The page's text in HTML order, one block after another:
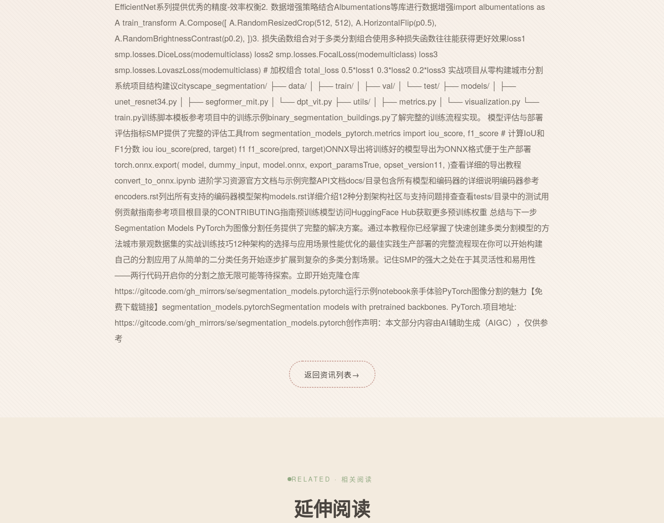
EfficientNet系列提供优秀的精度-效率权衡2. 数据增强策略结合Albumentations等库进行数据增强import albumentations as
A train_transform A.Compose([ A.RandomResizedCrop(512, 512), A.HorizontalFlip(p0.5),
A.RandomBrightnessContrast(p0.2), ])3. 损失函数组合对于多类分割组合使用多种损失函数往往能获得更好效果loss1
smp.losses.DiceLoss(modemulticlass) loss2 smp.losses.FocalLoss(modemulticlass) loss3
smp.losses.LovaszLoss(modemulticlass) # 加权组合 total_loss 0.5*loss1 0.3*loss2 0.2*loss3 实战项目从零构建城市分割
系统项目结构建议cityscape_segmentation/ ├── data/ │ ├── train/ │ ├── val/ │ └── test/ ├── models/ │ ├──
unet_resnet34.py │ ├── segformer_mit.py │ └── dpt_vit.py ├── utils/ │ ├── metrics.py │ └── visualization.py └──
train.py训练脚本模板参考项目中的训练示例binary_segmentation_buildings.py了解完整的训练流程实现。 模型评估与部署
评估指标SMP提供了完整的评估工具from segmentation_models_pytorch.metrics import iou_score, f1_score # 计算IoU和
F1分数 iou iou_score(pred, target) f1 f1_score(pred, target)ONNX导出将训练好的模型导出为ONNX格式便于生产部署
torch.onnx.export( model, dummy_input, model.onnx, export_paramsTrue, opset_version11, )查看详细的导出教程
convert_to_onnx.ipynb 进阶学习资源官方文档与示例完整API文档docs/目录包含所有模型和编码器的详细说明编码器参考
encoders.rst列出所有支持的编码器模型架构models.rst详细介绍12种分割架构社区与支持问题排查查看tests/目录中的测试用
例贡献指南参考项目根目录的CONTRIBUTING指南预训练模型访问HuggingFace Hub获取更多预训练权重 总结与下一步
Segmentation Models PyTorch为图像分割任务提供了完整的解决方案。通过本教程你已经掌握了快速创建多类分割模型的方
法城市景观数据集的实战训练技巧12种架构的选择与应用场景性能优化的最佳实践生产部署的完整流程现在你可以开始构建
自己的分割应用了从简单的二分类任务开始逐步扩展到复杂的多类分割场景。记住SMP的强大之处在于其灵活性和易用性
——两行代码开启你的分割之旅无限可能等待探索。立即开始克隆仓库
https://gitcode.com/gh_mirrors/se/segmentation_models.pytorch运行示例notebook亲手体验PyTorch图像分割的魅力【免
费下载链接】segmentation_models.pytorchSegmentation models with pretrained backbones. PyTorch.项目地址:
https://gitcode.com/gh_mirrors/se/segmentation_models.pytorch创作声明：本文部分内容由AI辅助生成（AIGC），仅供参
考
返回资讯列表→
RELATED · 相关阅读
延伸阅读